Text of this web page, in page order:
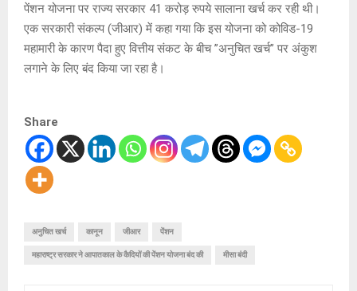
पेंशन योजना पर राज्य सरकार 41 करोड़ रुपये सालाना खर्च कर रही थी।
एक सरकारी संकल्प (जीआर) में कहा गया कि इस योजना को कोविड-19
महामारी के कारण पैदा हुए वित्तीय संकट के बीच ”अनुचित खर्च” पर अंकुश
लगाने के लिए बंद किया जा रहा है।
Share
अनुचित खर्च कानून जीआर पेंशन
महाराष्ट्र सरकार ने आपातकाल के कैदियों की पेंशन योजना बंद की मीसा बंदी